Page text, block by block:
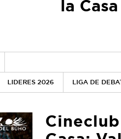
la
LIDERES 2026 LIGA DE